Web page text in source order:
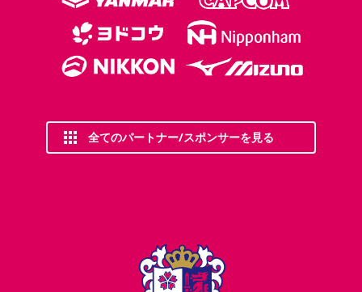
全てのパートナー/スポンサーを見る